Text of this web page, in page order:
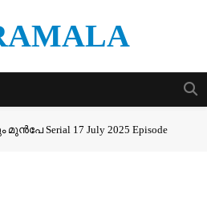
Serial 17 July 2025 Episode